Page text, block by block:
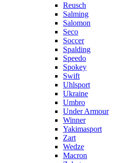
Reusch
Salming
Salomon
Seco
Soccer
Spalding
Speedo
Spokey
Swift
Uhlsport
Ukraine
Umbro
Under Armour
Winner
Yakimasport
Zart
Wedze
Macron